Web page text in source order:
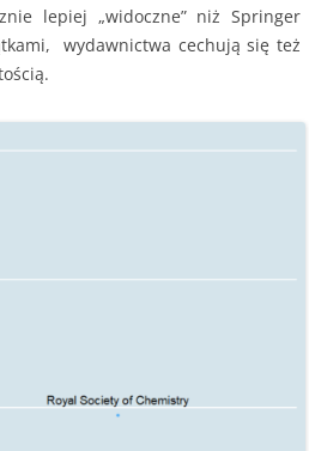
lepiej „widoczne” niż Springer
wydawnictwa cechują się też